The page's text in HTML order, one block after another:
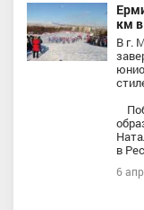
км в
В г.
в
6